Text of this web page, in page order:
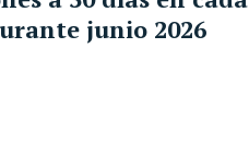
junio 2026